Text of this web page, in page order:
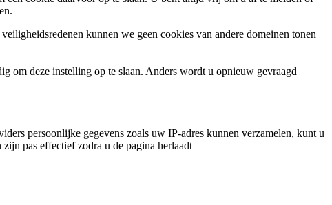
kunnen we geen cookies van andere domeinen tonen
om deze instelling op te slaan. Anders wordt u opnieuw gevraagd
persoonlijke gegevens zoals uw IP-adres kunnen verzamelen, kunt u
pas effectief zodra u de pagina herlaadt